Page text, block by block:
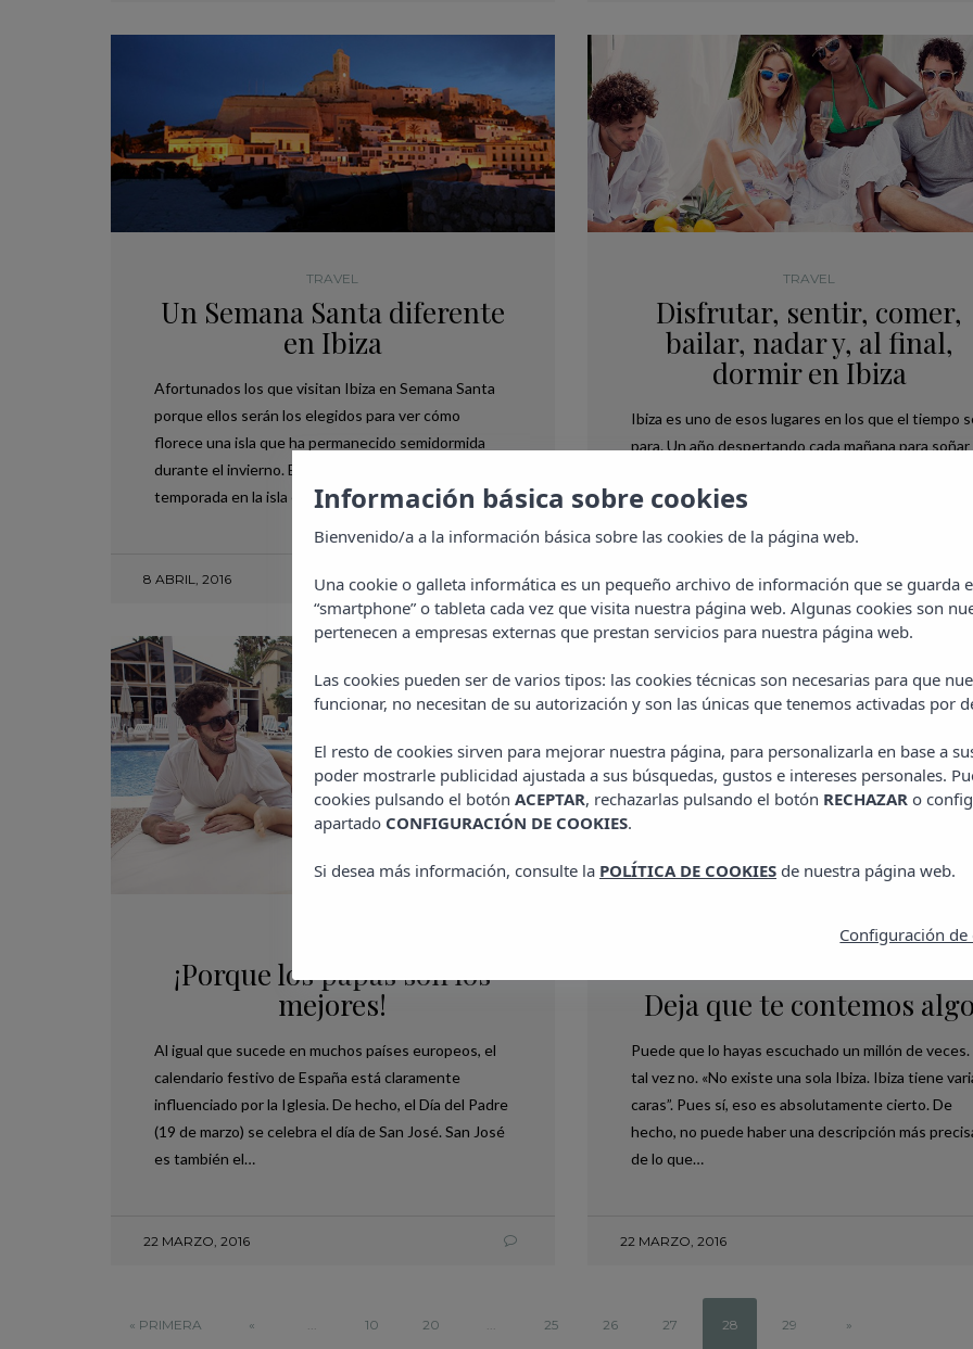
TRAVEL
Un Semana Santa diferente
en Ibiza
Afortunados los que visitan Ibiza en Semana Santa
porque ellos serán los elegidos para ver cómo
florece una isla que ha permanecido semidormida
durante el invierno. Bromas aparte el comienzo de la
temporada en la isla es el mejor momento…
8 ABRIL, 2016
TRAVEL
Disfrutar, sentir, comer,
bailar, nadar y, al final,
dormir en Ibiza
Ibiza es uno de esos lugares en los que el tiempo
para. Un año despertando cada mañana para soñar
apagando el despertador con la ilusión de ver el
reloj…
4 ABRIL, 2016
¡Porque los papás son los
mejores!
Al igual que sucede en muchos países europeos, el
calendario festivo de España está claramente
influenciado por la Iglesia. De hecho, el Día del Padre
(19 de marzo) se celebra el día de San José. San José
es también el…
22 MARZO, 2016
Deja que te contemos
Puede que lo hayas escuchado un millón de
tal vez no. «No existe una sola Ibiza. Ibiza tiene
caras”. Pues sí, eso es absolutamente cierto. De
hecho, no puede haber una descripción más
de lo que…
22 MARZO, 2016
« PRIMERA « ... 10 20 ... 25 26 27 28 29 »
20 JUNIO, 2025
PLANES EN MENORCA,TRAVEL
MENORCA QUE NO TE PUEDES PERDER
6 JUNIO, 2025
Información básica sobre cookies
Bienvenido/a a la información básica sobre las cookies de la página web.
Una cookie o galleta informática es un pequeño archivo de información que se guarda
“smartphone” o tableta cada vez que visita nuestra página web. Algunas cookies son
pertenecen a empresas externas que prestan servicios para nuestra página web.
Las cookies pueden ser de varios tipos: las cookies técnicas son necesarias para que
funcionar, no necesitan de su autorización y son las únicas que tenemos activadas por
El resto de cookies sirven para mejorar nuestra página, para personalizarla en base a
poder mostrarle publicidad ajustada a sus búsquedas, gustos e intereses personales.
cookies pulsando el botón ACEPTAR, rechazarlas pulsando el botón RECHAZAR o
apartado CONFIGURACIÓN DE COOKIES.
Si desea más información, consulte la POLÍTICA DE COOKIESde nuestra página web.
Configuración de